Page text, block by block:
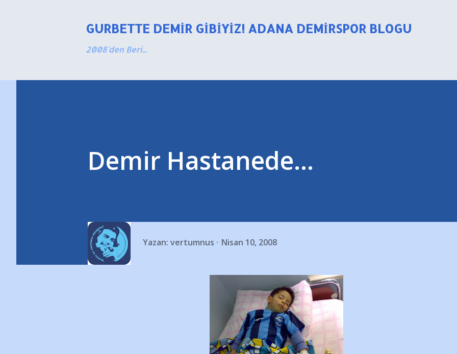
GURBETTE DEMIR GIBIYIZ! ADANA DEMIRSPOR BLOGU
2008'den Beri...
Demir Hastanede...
Yazan: vertumnus Nisan 10, 2008